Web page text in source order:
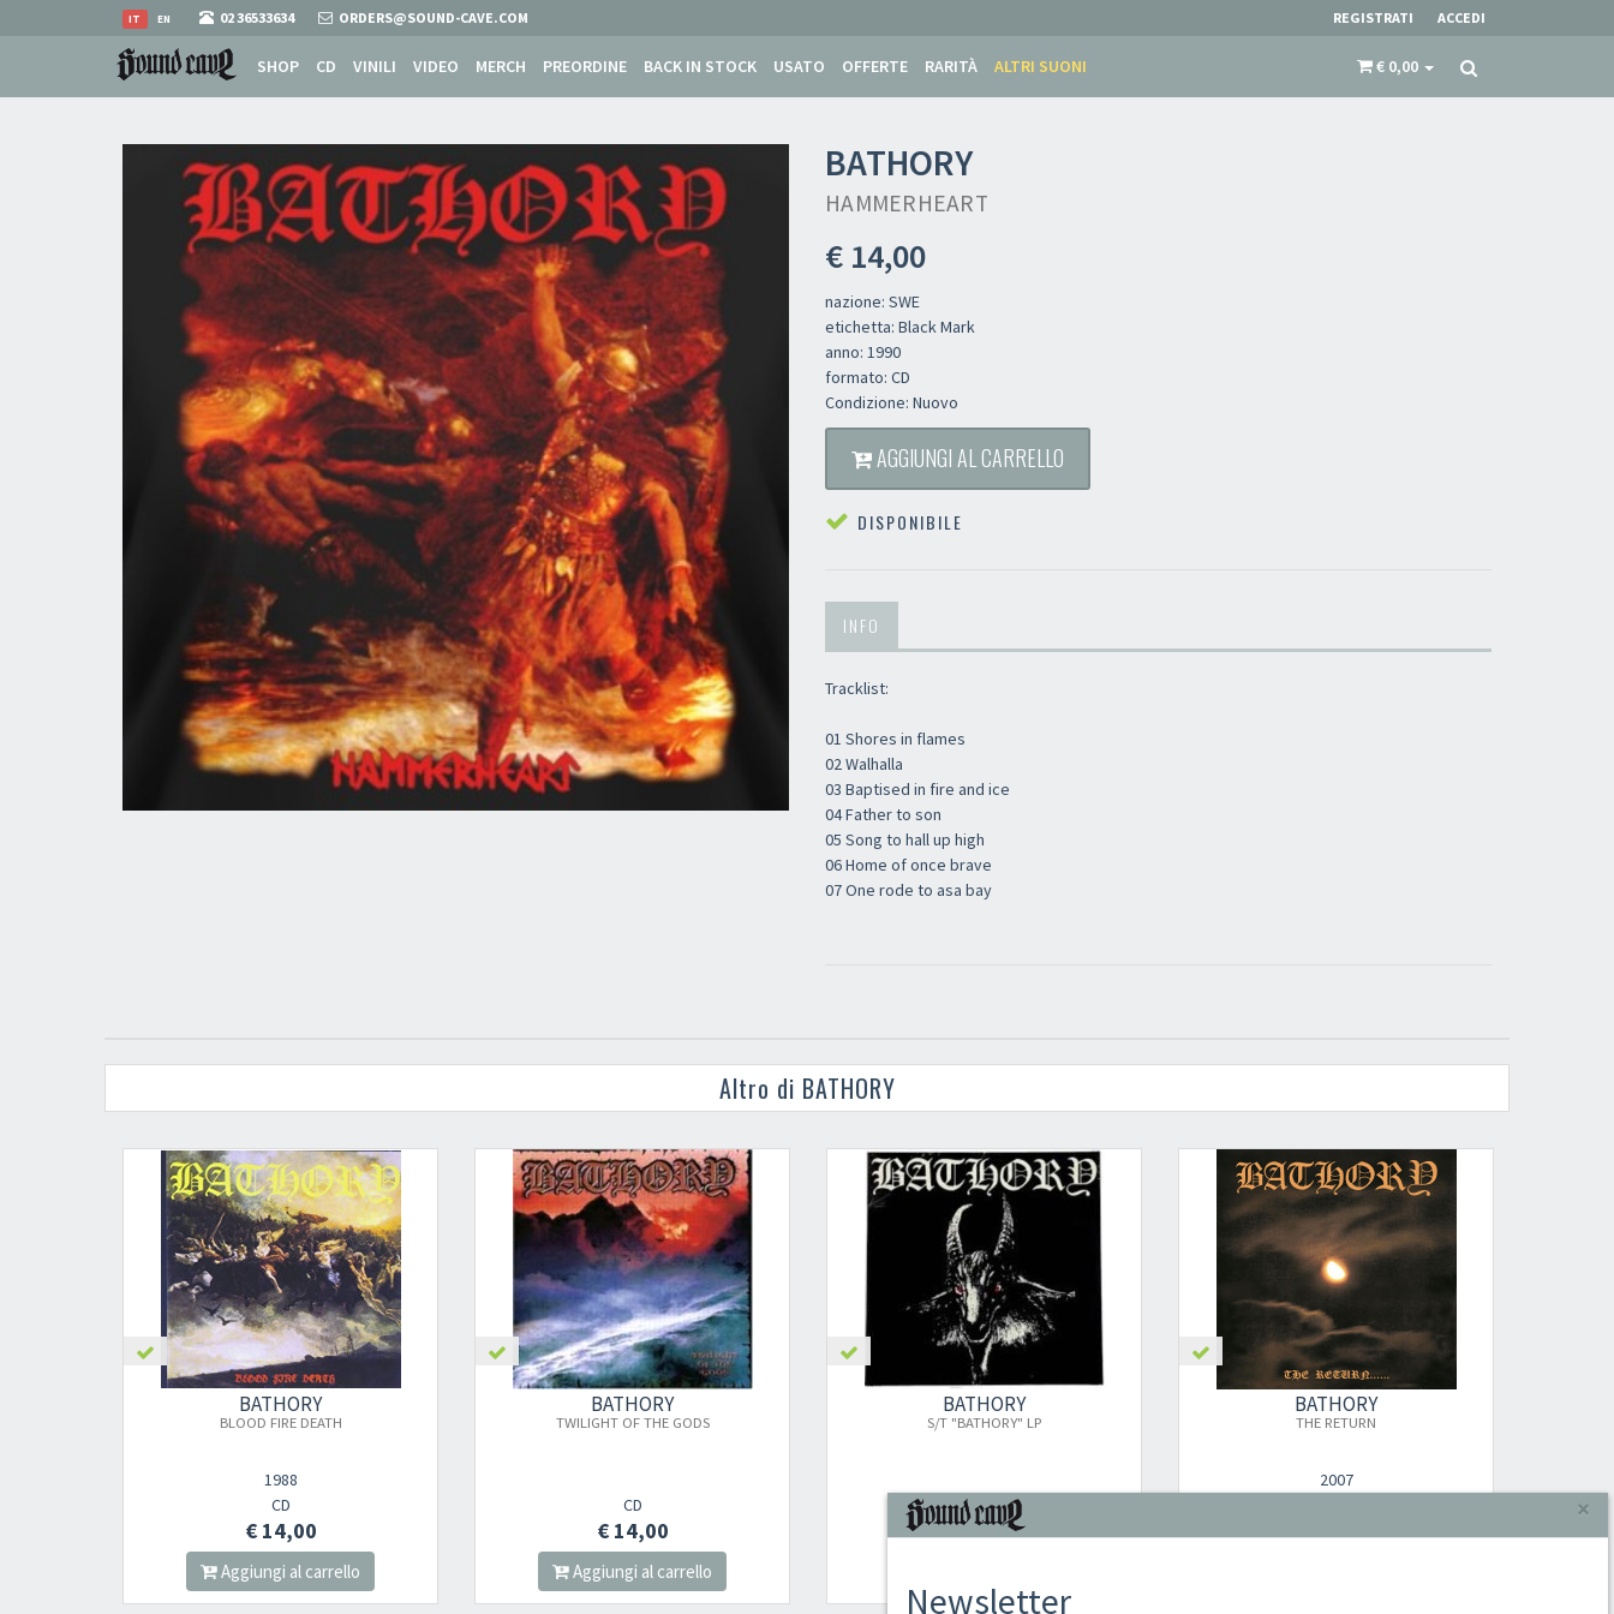
EN
IT 02 36533634 ORDERS@SOUND-CAVE.COM REGISTRATI ACCEDI
SHOP CD VINILI VIDEO MERCH PREORDINE BACK IN STOCK USATO OFFERTE RARITÀ ALTRI SUONI € 0,00
BATHORY
HAMMERHEART
€ 14,00
nazione: SWE
etichetta: Black Mark
anno: 1990
formato: CD
Condizione: Nuovo
AGGIUNGI AL CARRELLO
DISPONIBILE
INFO
Tracklist:
01 Shores in flames
02 Walhalla
03 Baptised in fire and ice
04 Father to son
05 Song to hall up high
06 Home of once brave
07 One rode to asa bay
Altro di BATHORY
BATHORY
BLOOD FIRE DEATH
1988
CD
€ 14,00
Aggiungi al carrello
BATHORY
TWILIGHT OF THE GODS
CD
€ 14,00
Aggiungi al carrello
BATHORY
S/T "BATHORY" LP
LP
€ 27,00
BATHORY
THE RETURN
2007
€ 27,00
×
Newsletter